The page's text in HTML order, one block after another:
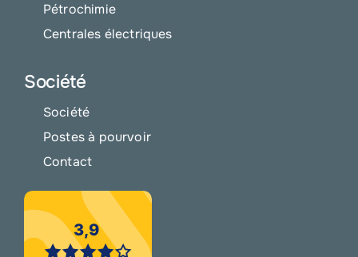
Pétrochimie
Centrales électriques
Société
Société
Postes à pourvoir
Contact